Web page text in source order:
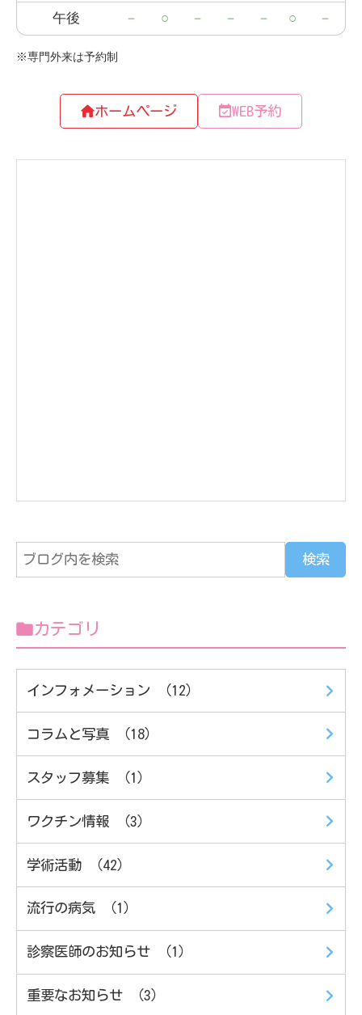
ホームページ WEB予約
カテゴリ
インフォメーション （12）
コラムと写真 （18）
スタッフ募集 （1）
ワクチン情報 （3）
学術活動 （42）
流行の病気 （1）
診察医師のお知らせ （1）
重要なお知らせ （3）